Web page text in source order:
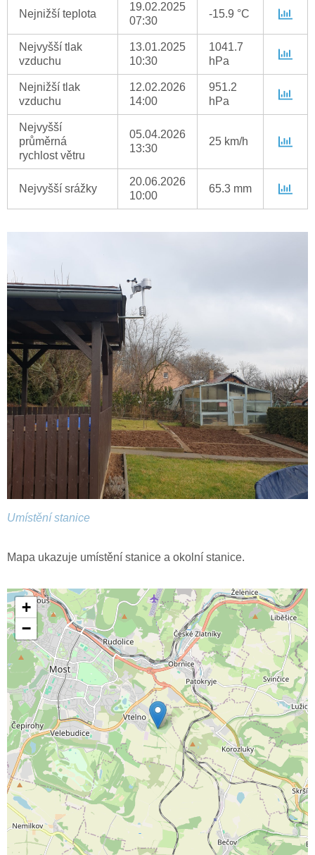
Nejnižší teplota
19.02.2025
07:30
-15.9 °C
Nejvyšší tlak
vzduchu
13.01.2025
10:30
1041.7
hPa
Nejnižší tlak
vzduchu
12.02.2026
14:00
951.2
hPa
Nejvyšší
průměrná
rychlost větru
05.04.2026
13:30
25 km/h
Nejvyšší srážky
20.06.2026
10:00
65.3 mm
Umístění stanice
Mapa ukazuje umístění stanice a okolní stanice.
+
−